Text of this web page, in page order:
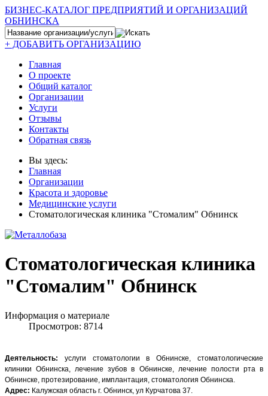
БИЗНЕС-КАТАЛОГ ПРЕДПРИЯТИЙ И ОРГАНИЗАЦИЙ
ОБНИНСКА
+ ДОБАВИТЬ ОРГАНИЗАЦИЮ
Главная
О проекте
Общий каталог
Организации
Услуги
Отзывы
Контакты
Обратная связь
Вы здесь:
Главная
Организации
Красота и здоровье
Медицинские услуги
Стоматологическая клиника "Стомалим" Обнинск
Стоматологическая клиника
"Стомалим" Обнинск
Информация о материале
Просмотров: 8714
Деятельность: услуги стоматологии в Обнинске, стоматологические
клиники Обнинска, лечение зубов в Обнинске, лечение полости рта в
Обнинске, протезирование, имплантация, стоматология Обнинска.
Адрес: Калужская область г. Обнинск, ул Курчатова 37.